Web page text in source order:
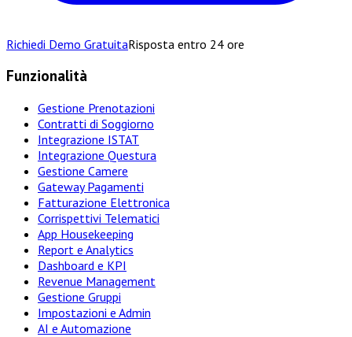
Richiedi Demo GratuitaRisposta entro 24 ore
Funzionalità
Gestione Prenotazioni
Contratti di Soggiorno
Integrazione ISTAT
Integrazione Questura
Gestione Camere
Gateway Pagamenti
Fatturazione Elettronica
Corrispettivi Telematici
App Housekeeping
Report e Analytics
Dashboard e KPI
Revenue Management
Gestione Gruppi
Impostazioni e Admin
AI e Automazione